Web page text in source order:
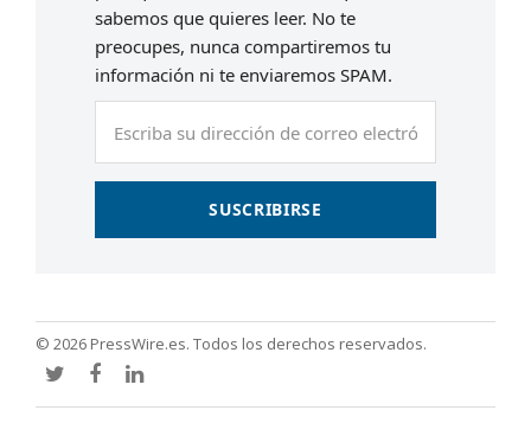
sabemos que quieres leer. No te
preocupes, nunca compartiremos tu
información ni te enviaremos SPAM.
SUSCRIBIRSE
© 2026 PressWire.es. Todos los derechos reservados.
TwitterFacebook
LinkedIn